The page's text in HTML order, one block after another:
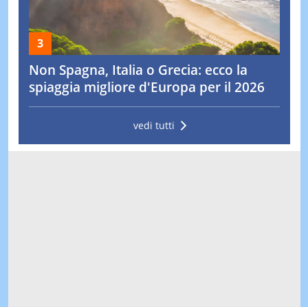
Non Spagna, Italia o Grecia: ecco la
spiaggia migliore d'Europa per il 2026
vedi tutti